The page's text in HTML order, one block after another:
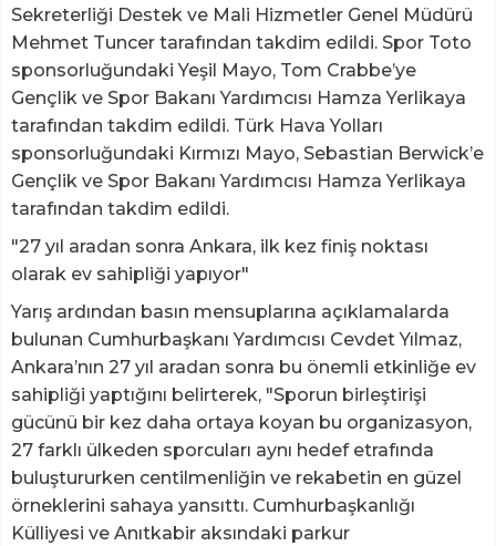
Sekreterliği Destek ve Mali Hizmetler Genel Müdürü
Mehmet Tuncer tarafından takdim edildi. Spor Toto
sponsorluğundaki Yeşil Mayo, Tom Crabbe’ye
Gençlik ve Spor Bakanı Yardımcısı Hamza Yerlikaya
tarafından takdim edildi. Türk Hava Yolları
sponsorluğundaki Kırmızı Mayo, Sebastian Berwick’e
Gençlik ve Spor Bakanı Yardımcısı Hamza Yerlikaya
tarafından takdim edildi.
"27 yıl aradan sonra Ankara, ilk kez finiş noktası
olarak ev sahipliği yapıyor"
Yarış ardından basın mensuplarına açıklamalarda
bulunan Cumhurbaşkanı Yardımcısı Cevdet Yılmaz,
Ankara’nın 27 yıl aradan sonra bu önemli etkinliğe ev
sahipliği yaptığını belirterek, "Sporun birleştirişi
gücünü bir kez daha ortaya koyan bu organizasyon,
27 farklı ülkeden sporcuları aynı hedef etrafında
buluştururken centilmenliğin ve rekabetin en güzel
örneklerini sahaya yansıttı. Cumhurbaşkanlığı
Külliyesi ve Anıtkabir aksındaki parkur